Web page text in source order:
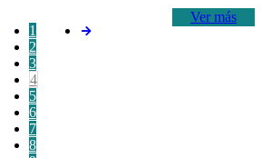
Ver más
1
2
3
4
5
6
7
8